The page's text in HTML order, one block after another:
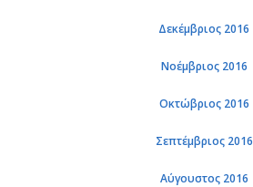
Δεκέμβριος 2016
Νοέμβριος 2016
Οκτώβριος 2016
Σεπτέμβριος 2016
Αύγουστος 2016